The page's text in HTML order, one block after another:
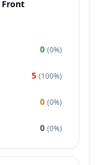
Front
0 (0%)
5 (100%)
0 (0%)
0 (0%)